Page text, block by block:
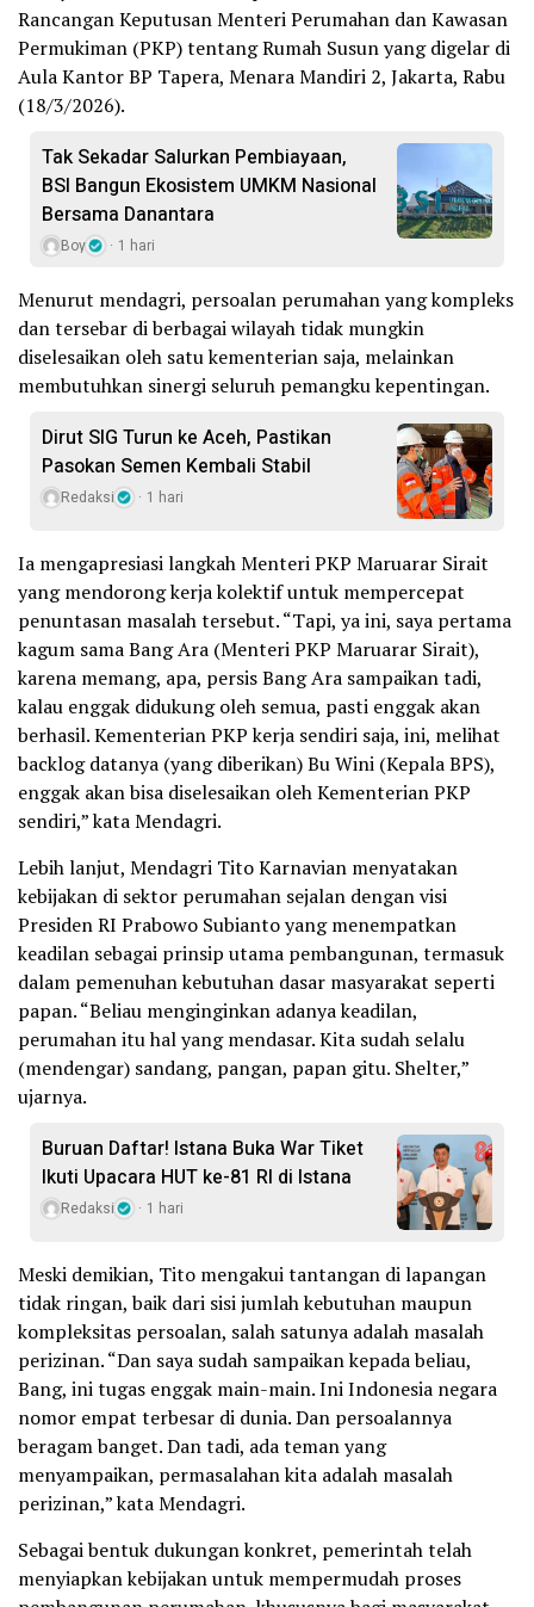
Rancangan Keputusan Menteri Perumahan dan Kawasan
Permukiman (PKP) tentang Rumah Susun yang digelar di
Aula Kantor BP Tapera, Menara Mandiri 2, Jakarta, Rabu
(18/3/2026).
Tak Sekadar Salurkan Pembiayaan,
BSI Bangun Ekosistem UMKM Nasional
Bersama Danantara
Boy 1 hari
Menurut mendagri, persoalan perumahan yang kompleks
dan tersebar di berbagai wilayah tidak mungkin
diselesaikan oleh satu kementerian saja, melainkan
membutuhkan sinergi seluruh pemangku kepentingan.
Dirut SIG Turun ke Aceh, Pastikan
Pasokan Semen Kembali Stabil
Redaksi 1 hari
Ia mengapresiasi langkah Menteri PKP Maruarar Sirait
yang mendorong kerja kolektif untuk mempercepat
penuntasan masalah tersebut. “Tapi, ya ini, saya pertama
kagum sama Bang Ara (Menteri PKP Maruarar Sirait),
karena memang, apa, persis Bang Ara sampaikan tadi,
kalau enggak didukung oleh semua, pasti enggak akan
berhasil. Kementerian PKP kerja sendiri saja, ini, melihat
backlog datanya (yang diberikan) Bu Wini (Kepala BPS),
enggak akan bisa diselesaikan oleh Kementerian PKP
sendiri,” kata Mendagri.
Lebih lanjut, Mendagri Tito Karnavian menyatakan
kebijakan di sektor perumahan sejalan dengan visi
Presiden RI Prabowo Subianto yang menempatkan
keadilan sebagai prinsip utama pembangunan, termasuk
dalam pemenuhan kebutuhan dasar masyarakat seperti
papan. “Beliau menginginkan adanya keadilan,
perumahan itu hal yang mendasar. Kita sudah selalu
(mendengar) sandang, pangan, papan gitu. Shelter,”
ujarnya.
Buruan Daftar! Istana Buka War Tiket
Ikuti Upacara HUT ke-81 RI di Istana
Redaksi 1 hari
Meski demikian, Tito mengakui tantangan di lapangan
tidak ringan, baik dari sisi jumlah kebutuhan maupun
kompleksitas persoalan, salah satunya adalah masalah
perizinan. “Dan saya sudah sampaikan kepada beliau,
Bang, ini tugas enggak main-main. Ini Indonesia negara
nomor empat terbesar di dunia. Dan persoalannya
beragam banget. Dan tadi, ada teman yang
menyampaikan, permasalahan kita adalah masalah
perizinan,” kata Mendagri.
Sebagai bentuk dukungan konkret, pemerintah telah
menyiapkan kebijakan untuk mempermudah proses